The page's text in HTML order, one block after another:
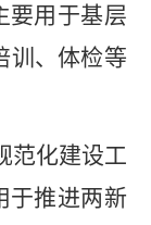
要用于基层
训、体检等
范化建设工
于推进两新